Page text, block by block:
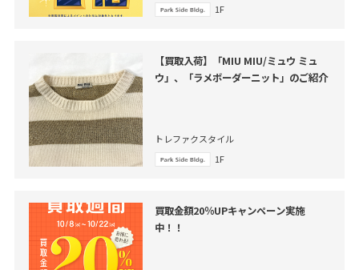
1F
【買取入荷】「MIU MIU/ミュウ ミュ
ウ」、「ラメボーダーニット」のご紹介
トレファクスタイル
1F
買取金額20％UPキャンペーン実施
中！！